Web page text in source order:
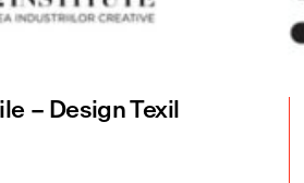
– Design Texil